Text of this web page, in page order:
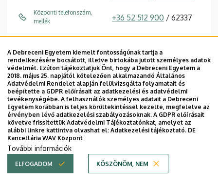
Központi telefonszám,
mellék
+36 52 512 900 / 62337
E-mail
pocsi.istvan@science.uni
deb.hu
Cím
4032 Debrecen, Egyetem
tér 1.
Épület, emelet, szobaszám
Élettudományi labor
épület, 1. emelet, 1.107
(tanszékvezetői iroda)
Fax, mellék
A Debreceni Egyetem kiemelt fontosságúnak tartja a
rendelkezésére bocsátott, illetve birtokába jutott személyes adatok
védelmét. Ezúton tájékoztatjuk Önt, hogy a Debreceni Egyetem a
2018. május 25. napjától kötelezően alkalmazandó Általános
Adatvédelmi Rendelet alapján felülvizsgálta folyamatait és
beépítette a GDPR előírásait az adatkezelési és adatvédelmi
tevékenységébe. A felhasználók személyes adatait a Debreceni
Egyetem korábban is teljes körültekintéssel kezelte, megfelelve az
érvényben lévő adatkezelési szabályozásoknak. A GDPR előírásait
követve frissítettük Adatvédelmi Tájékoztatónkat, amelyet az
alábbi linkre kattintva olvashat el: Adatkezelési tájékoztató. DE
Kancellária WAV Központ
További információk
ELFOGADOM KÖSZÖNÖM, NEM